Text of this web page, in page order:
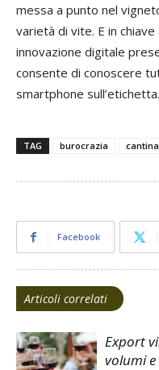
messa a punto nel
varietà di vite. E in
innovazione digitale
consente di conoscere
smartphone sull’etichetta.
TAG burocrazia cantina
Facebook
Articoli correlati
Export
volumi